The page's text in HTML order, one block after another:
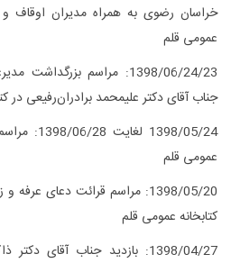
عمومی قلم
1398/06/24/23: مراسم
جناب آقای دکتر علی‎محمد برادران‌رفیعی در کتابخانه عمومی قلم
1398/05/
عمومی قلم
1398/05/20: مراسم قرائت دعای
کتابخانه عمومی قلم
1398/04/27: بازدید جناب آقای